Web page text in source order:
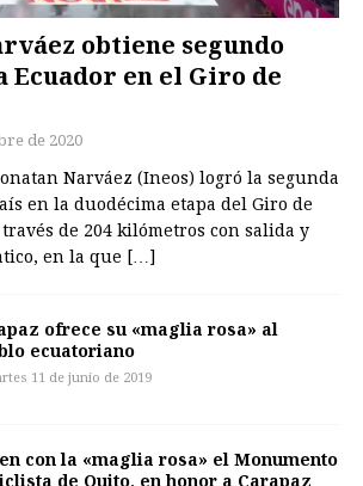
obtiene segundo
en el Giro de
de 2020
Narváez (Ineos) logró la segunda
en la duodécima etapa del Giro de
de 204 kilómetros con salida y
en la que […]
ofrece su «maglia rosa» al
ecuatoriano
11 de junio de 2019
con la «maglia rosa» el Monumento
de Quito, en honor a Carapaz